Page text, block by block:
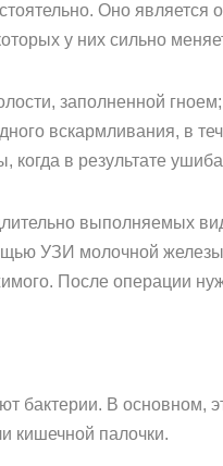
Оно
у них сильно
заполненной
вскармливания, в
в результате ушиба
выполняемых
УЗИ молочной железы.
После операции
бактерии. В основном,
кишечной палочки.